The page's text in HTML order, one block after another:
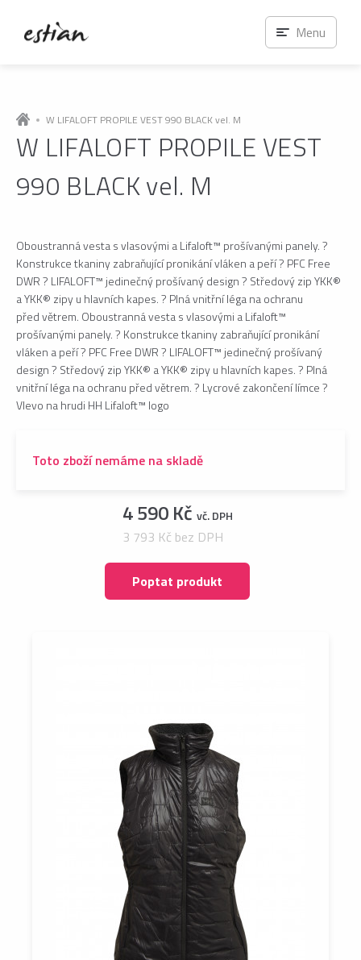
W LIFALOFT PROPILE VEST 990 BLACK vel. M
W LIFALOFT PROPILE VEST
990 BLACK vel. M
Oboustranná vesta s vlasovými a Lifaloft™ prošívanými panely. ?
Konstrukce tkaniny zabraňující pronikání vláken a peří ? PFC Free
DWR ? LIFALOFT™ jedinečný prošívaný design ? Středový zip YKK®
a YKK® zipy u hlavních kapes. ? Plná vnitřní léga na ochranu
před větrem. Oboustranná vesta s vlasovými a Lifaloft™
prošívanými panely. ? Konstrukce tkaniny zabraňující pronikání
vláken a peří ? PFC Free DWR ? LIFALOFT™ jedinečný prošívaný
design ? Středový zip YKK® a YKK® zipy u hlavních kapes. ? Plná
vnitřní léga na ochranu před větrem. ? Lycrové zakončení límce ?
Vlevo na hrudi HH Lifaloft™ logo
Toto zboží nemáme na skladě
4 590 Kč vč. DPH
3 793 Kč bez DPH
Poptat produkt
Menu